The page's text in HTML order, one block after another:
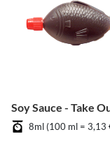
Soy Sauce - Take
8ml (100 ml = 3,13